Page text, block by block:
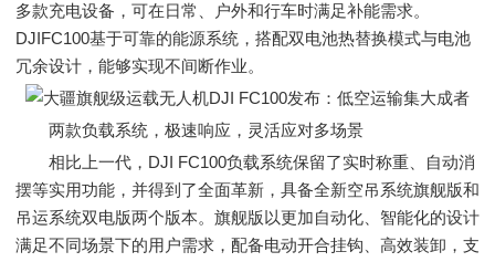
多款充电设备，可在日常、户外和行车时满足补能需求。
DJIFC100基于可靠的能源系统，搭配双电池热替换模式与电池
冗余设计，能够实现不间断作业。
两款负载系统，极速响应，灵活应对多场景
相比上一代，DJI FC100负载系统保留了实时称重、自动消
摆等实用功能，并得到了全面革新，具备全新空吊系统旗舰版和
吊运系统双电版两个版本。旗舰版以更加自动化、智能化的设计
满足不同场景下的用户需求，配备电动开合挂钩、高效装卸，支